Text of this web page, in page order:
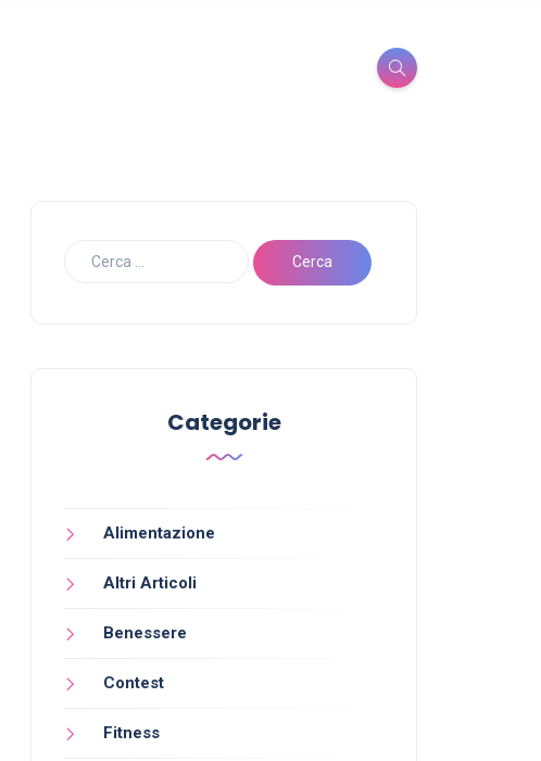
Categorie
Alimentazione
Altri Articoli
Benessere
Contest
Fitness